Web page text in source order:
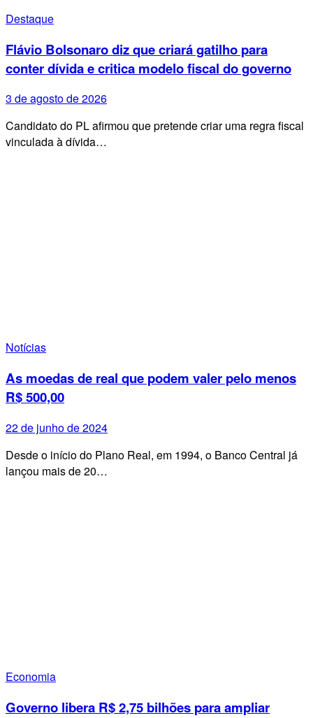
Destaque
Flávio Bolsonaro diz que criará gatilho para
conter dívida e critica modelo fiscal do governo
3 de agosto de 2026
Candidato do PL afirmou que pretende criar uma regra fiscal
vinculada à dívida…
Notícias
As moedas de real que podem valer pelo menos
R$ 500,00
22 de junho de 2024
Desde o início do Plano Real, em 1994, o Banco Central já
lançou mais de 20…
Economia
Governo libera R$ 2,75 bilhões para ampliar